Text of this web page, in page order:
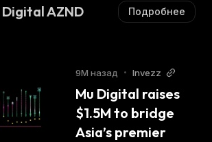
AZND Подробнее
9М назад • Invezz
Mu Digital raises
$1.5M to bridge
Asia’s premier